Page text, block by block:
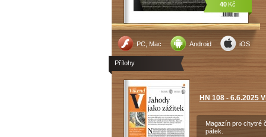
PC, Mac Android iOS
40 Kč
Přílohy
HN 108 - 6.6.2025
Magazín pro chytré
pátek.